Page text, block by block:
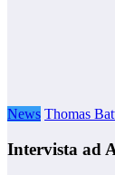
News Thomas
Intervista ad